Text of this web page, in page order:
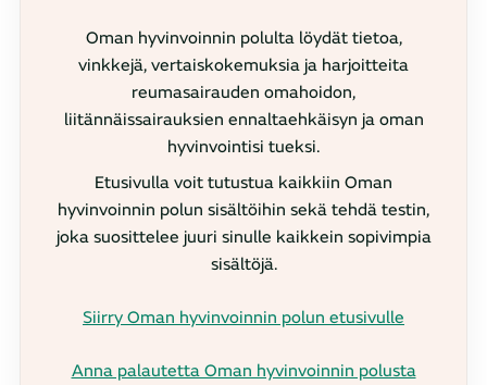
Oman hyvinvoinnin polulta löydät tietoa,
vinkkejä, vertaiskokemuksia ja harjoitteita
reumasairauden omahoidon,
liitännäissairauksien ennaltaehkäisyn ja oman
hyvinvointisi tueksi.
Etusivulla voit tutustua kaikkiin Oman
hyvinvoinnin polun sisältöihin sekä tehdä testin,
joka suosittelee juuri sinulle kaikkein sopivimpia
sisältöjä.
Siirry Oman hyvinvoinnin polun etusivulle
Anna palautetta Oman hyvinvoinnin polusta